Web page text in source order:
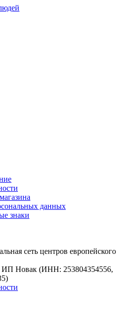
данных
знаки
сеть центров европейского
Новак (ИНН: 253804354556,